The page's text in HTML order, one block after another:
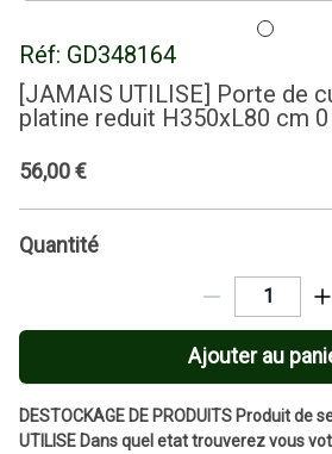
Réf: GD348164
[JAMAIS UTILISE] Porte de
platine reduit H350xL80 cm 0
56,00€
Quantité
Ajouter au
DESTOCKAGE DE PRODUITS Produit de
UTILISE Dans quel etat trouverez vous